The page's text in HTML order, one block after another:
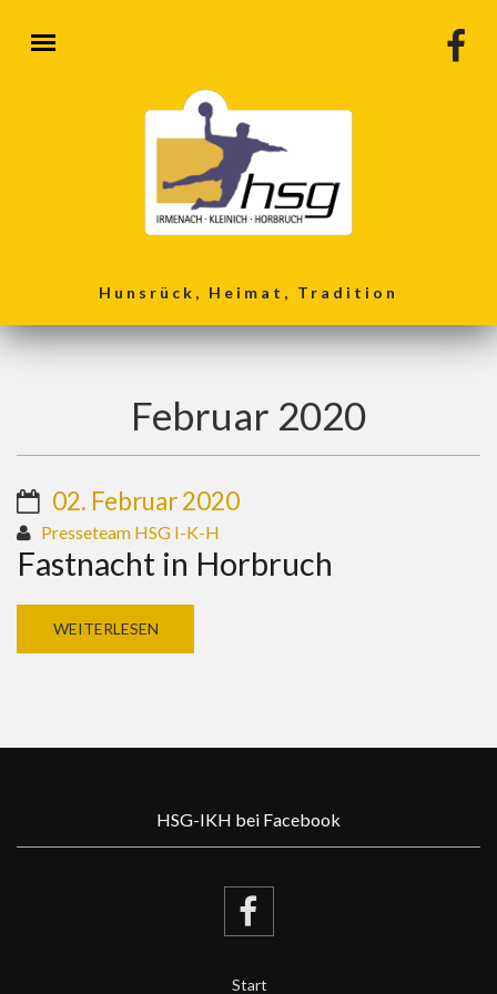
Hunsrück, Heimat, Tradition
Februar 2020
02. Februar 2020
Presseteam HSG I-K-H
Fastnacht in Horbruch
WEITERLESEN
HSG-IKH bei Facebook
Start